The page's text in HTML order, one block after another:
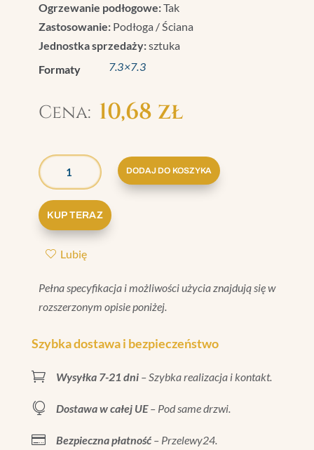
Ogrzewanie podłogowe:Tak
Zastosowanie:Podłoga / Ściana
Jednostka sprzedaży:sztuka
Formaty
7.3×7.3
10,68 zł
GRAZIA
BRERA
TOZZETTO
SALE
DODAJ DO KOSZYKA
KUP TERAZ
Lubię
Pełna specyfikacja i możliwości użycia znajdują się w
rozszerzonym opisie poniżej.
Szybka dostawa i bezpieczeństwo
 Wysyłka 7-21 dni– Szybka realizacja i kontakt.
 Dostawa w całej UE– Pod same drzwi.
 Bezpieczna płatność– Przelewy24.